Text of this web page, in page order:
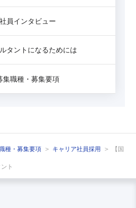
社員インタビュー
タントになるためには
集職種・募集要項
種・募集要項 キャリア社員採用 【国
ト